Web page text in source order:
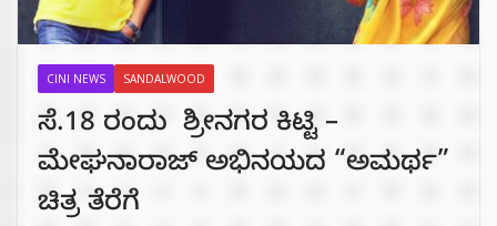
CINI NEWS SANDALWOOD
ಸೆ.18 ರಂದು ಶ್ರೀನಗರ ಕಿಟ್ಟಿ –
ಮೇಘನಾರಾಜ್ ಅಭಿನಯದ “ಅಮರ್ಥ”
ಚಿತ್ರ ತೆರೆಗೆ